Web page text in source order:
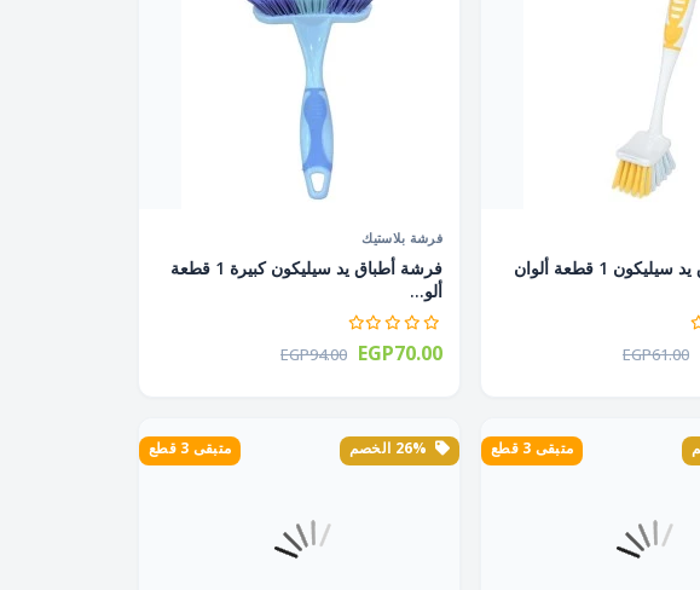
فرشة أطباق يد سيليكون 1 قطعة ألوان
EGP61.00
فرشة بلاستيك
فرشة أطباق يد سيليكون كبيرة 1 قطعة
ألو...
EGP94.00 EGP70.00
متبقى 3 قطع متبقى 3 قطع